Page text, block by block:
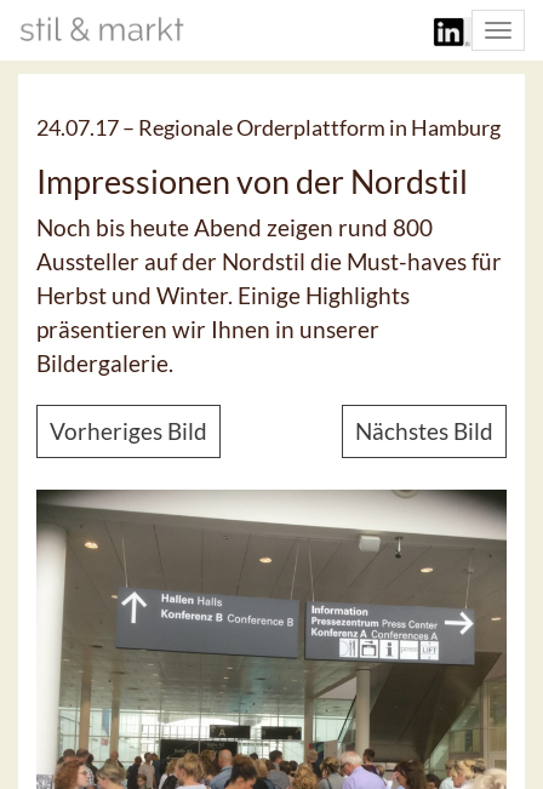
24.07.17 – Regionale Orderplattform in Hamburg
Impressionen von der Nordstil
Noch bis heute Abend zeigen rund 800
Aussteller auf der Nordstil die Must-haves für
Herbst und Winter. Einige Highlights
präsentieren wir Ihnen in unserer
Bildergalerie.
Vorheriges Bild Nächstes Bild